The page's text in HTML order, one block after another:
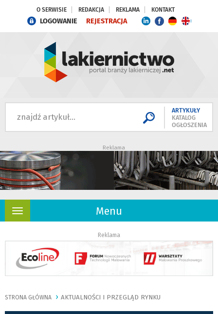
O SERWISIE REDAKCJA REKLAMA KONTAKT
LOGOWANIE REJESTRACJA
ARTYKUŁY
KATALOG
OGŁOSZENIA
Reklama
Menu
Rozwiń
Reklama
STRONA GŁÓWNA AKTUALNOŚCI I PRZEGLĄD RYNKU